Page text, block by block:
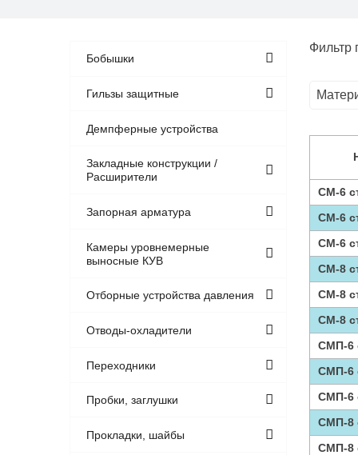
Бобышки
Гильзы защитные
Демпферные устройства
Закладные конструкции /
Расширители
Запорная арматура
Камеры уровнемерные
выносные КУВ
Отборные устройства давления
Отводы-охладители
Переходники
Пробки, заглушки
Прокладки, шайбы
Фильтр
СМ-6
СМ-6
СМ-6
СМ-8
СМ-8
СМ-8
СМП-6
СМП-6
СМП-6
СМП-8
СМП-8